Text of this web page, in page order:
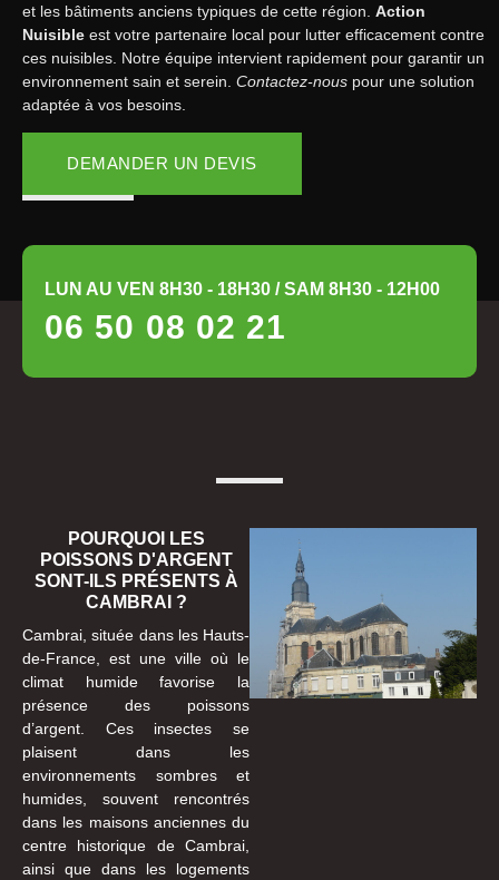
et les bâtiments anciens typiques de cette région. Action
Nuisible est votre partenaire local pour lutter efficacement contre
ces nuisibles. Notre équipe intervient rapidement pour garantir un
environnement sain et serein. Contactez-nous pour une solution
adaptée à vos besoins.
DEMANDER UN DEVIS
LUN AU VEN 8H30 - 18H30 / SAM 8H30 - 12H00
06 50 08 02 21
POURQUOI LES
POISSONS D'ARGENT
SONT-ILS PRÉSENTS À
CAMBRAI ?
Cambrai, située dans les Hauts-
de-France, est une ville où le
climat humide favorise la
présence des poissons
d’argent. Ces insectes se
plaisent dans les
environnements sombres et
humides, souvent rencontrés
dans les maisons anciennes du
centre historique de Cambrai,
ainsi que dans les logements